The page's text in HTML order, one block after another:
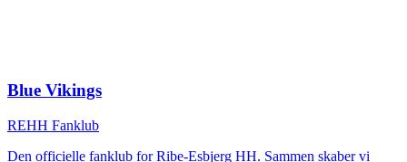
Blue Vikings
REHH Fanklub
Den officielle fanklub for Ribe-Esbjerg HH. Sammen skaber vi